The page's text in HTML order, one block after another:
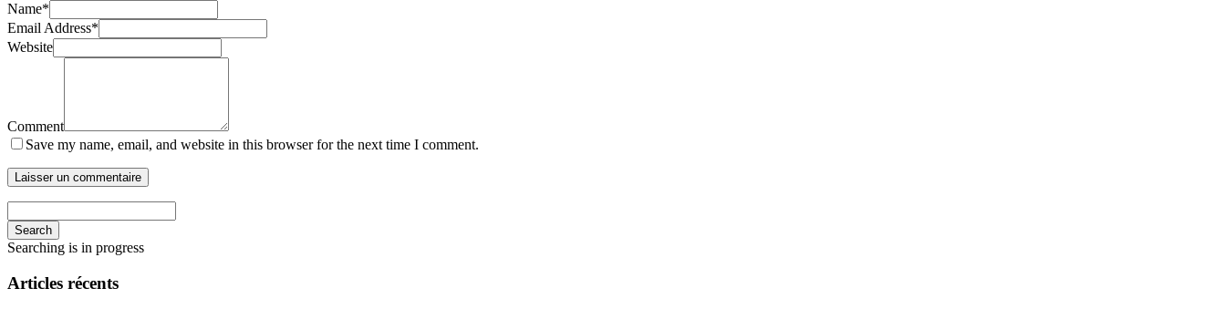
Name*
Email Address*
Website
Comment
Save my name, email, and website in this browser for the next time I comment.
Search
Searching is in progress
Articles récents